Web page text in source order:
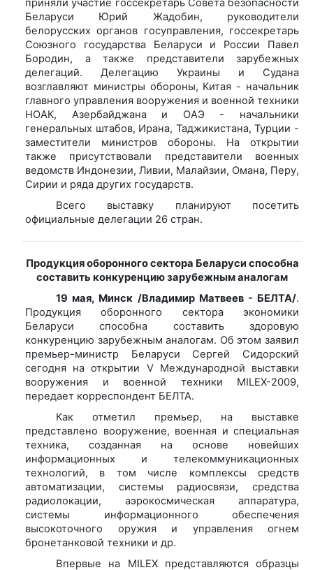
приняли участие госсекретарь Совета безопасности
Беларуси Юрий Жадобин, руководители
белорусских органов госуправления, госсекретарь
Союзного государства Беларуси и России Павел
Бородин, а также представители зарубежных
делегаций. Делегацию Украины и Судана
возглавляют министры обороны, Китая - начальник
главного управления вооружения и военной техники
НОАК, Азербайджана и ОАЭ - начальники
генеральных штабов, Ирана, Таджикистана, Турции -
заместители министров обороны. На открытии
также присутствовали представители военных
ведомств Индонезии, Ливии, Малайзии, Омана, Перу,
Сирии и ряда других государств.
Всего выставку планируют посетить
официальные делегации 26 стран.
Продукция оборонного сектора Беларуси способна
составить конкуренцию зарубежным аналогам
19 мая, Минск /Владимир Матвеев - БЕЛТА/.
Продукция оборонного сектора экономики
Беларуси способна составить здоровую
конкуренцию зарубежным аналогам. Об этом заявил
премьер-министр Беларуси Сергей Сидорский
сегодня на открытии V Международной выставки
вооружения и военной техники MILEX-2009,
передает корреспондент БЕЛТА.
Как отметил премьер, на выставке
представлено вооружение, военная и специальная
техника, созданная на основе новейших
информационных и телекоммуникационных
технологий, в том числе комплексы средств
автоматизации, системы радиосвязи, средства
радиолокации, аэрокосмическая аппаратура,
системы информационного обеспечения
высокоточного оружия и управления огнем
бронетанковой техники и др.
Впервые на MILEX представляются образцы